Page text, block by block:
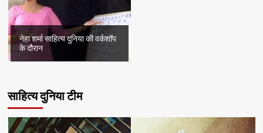
नेहा शर्मा साहित्य दुनिया की वर्कशॉप
के दौरान
साहित्य दुनिया टीम